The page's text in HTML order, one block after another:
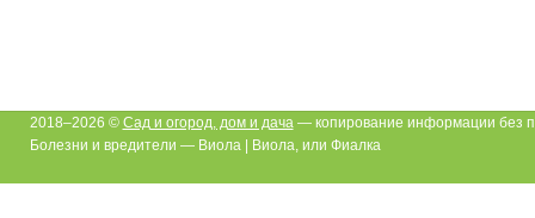
2018–2026 © Сад и огород, дом и дача— копирование информации без
Болезни и вредители — Виола | Виола, или Фиалка